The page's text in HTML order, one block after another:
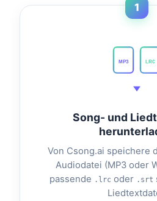
1
MP3 LRC
Song- und
Von Csong.ai speichere
Audiodatei (MP3 oder
passende .lrc oder .srt